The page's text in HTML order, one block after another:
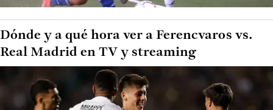
Dónde y a qué hora ver a Ferencvaros vs.
Real Madrid en TV y streaming